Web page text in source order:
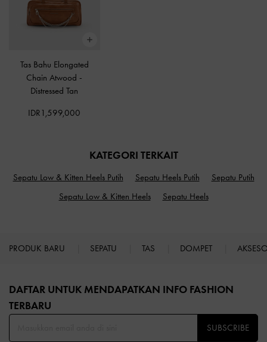
Tas Bahu Elongated
Chain Atwood -
Distressed Tan
IDR1,599,000
KATEGORI TERKAIT
Sepatu Low & Kitten Heels Putih Sepatu Heels Putih
Sepatu Putih
Sepatu Low & Kitten Heels
Sepatu Heels
PRODUK BARU SEPATU TAS DOMPET
DAFTAR UNTUK MENDAPATKAN INFO FASHION
TERBARU​
SUBSCRIBE